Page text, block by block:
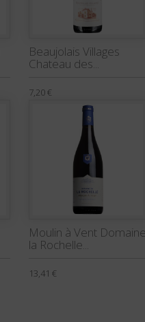
Beaujolais Villages
Chateau des...
7,20 €
Moulin à Vent Domaine
la Rochelle...
13,41 €